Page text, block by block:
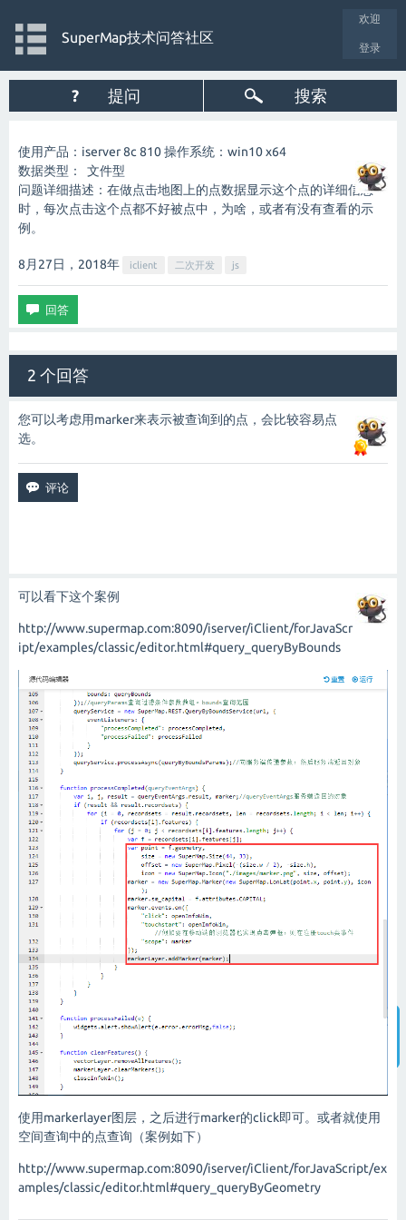
欢迎
登录
SuperMap技术问答社区
? 提问 搜索
使用产品：iserver 8c 810 操作系统：win10 x64
数据类型： 文件型
问题详细描述：在做点击地图上的点数据显示这个点的详细信息
时，每次点击这个点都不好被点中，为啥，或者有没有查看的示
例。
8月27日，2018年 iclient 二次开发 js
2 个回答
您可以考虑用marker来表示被查询到的点，会比较容易点
选。
可以看下这个案例
http://www.supermap.com:8090/iserver/iClient/forJavaScr
ipt/examples/classic/editor.html#query_queryByBounds
使用markerlayer图层，之后进行marker的click即可。或者就使用
空间查询中的点查询（案例如下）
http://www.supermap.com:8090/iserver/iClient/forJavaScript/ex
amples/classic/editor.html#query_queryByGeometry